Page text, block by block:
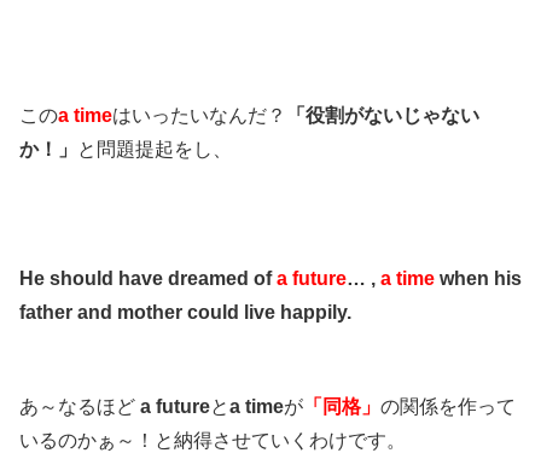
このa timeはいったいなんだ？
「役割がないじゃない
か！」
と問題提起をし、
He should have dreamed ofa future… , a time when his
father and mother could live happily.
あ～なるほど a futureとa timeが 「同格」 の関係を作って
いるのかぁ～！と納得させていくわけです。